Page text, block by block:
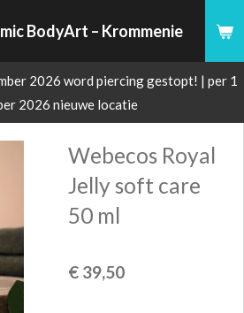
BodyArt – Krommenie
2026 word piercing gestopt! | per 1
2026 nieuwe locatie
Webecos Royal
Jelly soft care
50 ml
€ 39,50